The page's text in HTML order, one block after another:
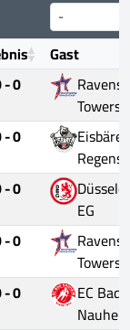
Gast
- 0
- 0
Eisbären
- 0
EG
- 0
- 0
EC Bad